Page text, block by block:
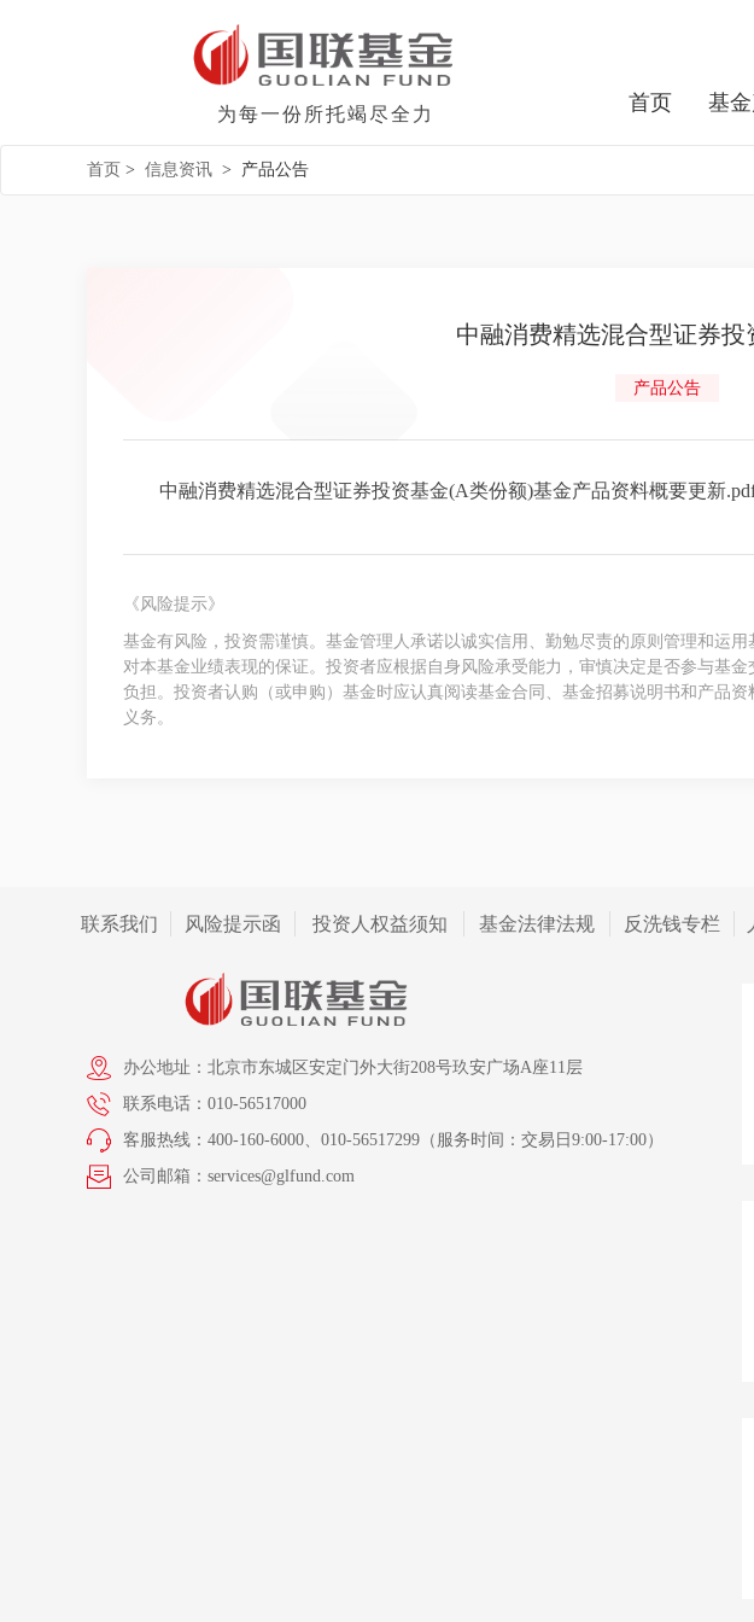
为每一份所托竭尽全力 首页 基
首页 > 信息资讯 > 产品公告
中融消费精选混合型证券
产品公告
中融消费精选混合型证券投资基金(A类份额)基金产品资料概要更新
《风险提示》
基金有风险，投资需谨慎。基金管理人承诺以诚实信用、勤勉尽责的原则管理和运
对本基金业绩表现的保证。投资者应根据自身风险承受能力，审慎决定是否参与基
负担。投资者认购（或申购）基金时应认真阅读基金合同、基金招募说明书和产品
义务。
联系我们 风险提示函 投资人权益须知 基金法律法规 反洗钱专栏
办公地址：北京市东城区安定门外大街208号玖安广场A座11层
联系电话：010-56517000
客服热线：400-160-6000、010-56517299（服务时间：交易日9:00-17:00）
公司邮箱：services@glfund.com